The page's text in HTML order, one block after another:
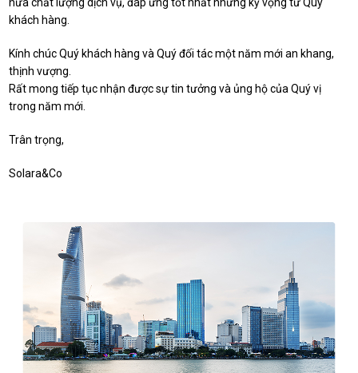
khách hàng.
Kính chúc Quý khách hàng và Quý đối tác một năm mới an khang,
thịnh vượng.
Rất mong tiếp tục nhận được sự tin tưởng và ủng hộ của Quý vị
trong năm mới.
Trân trọng,
Solara&Co